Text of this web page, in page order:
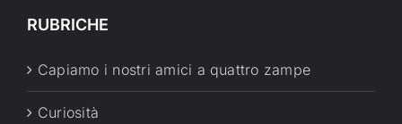
RUBRICHE
Capiamo i nostri amici a quattro zampe
Curiosità